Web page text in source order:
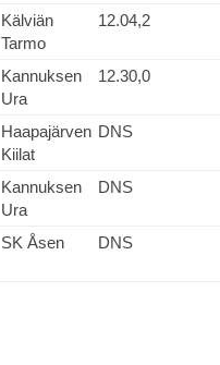
Kälviän
Tarmo
12.04,2
Kannuksen
Ura
12.30,0
Haapajärven
Kiilat
DNS
Kannuksen
Ura
DNS
SK Åsen DNS